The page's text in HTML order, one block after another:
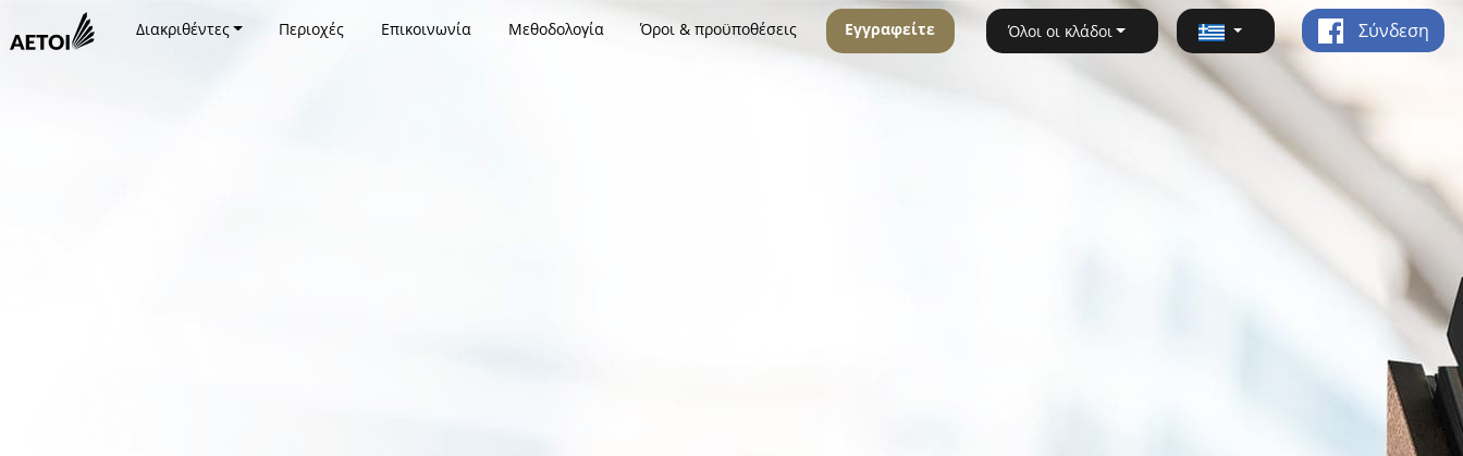
Διακριθέντες Περιοχές Επικοινωνία Μεθοδολογία Όροι & προϋποθέσεις Εγγραφείτε Όλοι οι κλάδοι Σύνδεση